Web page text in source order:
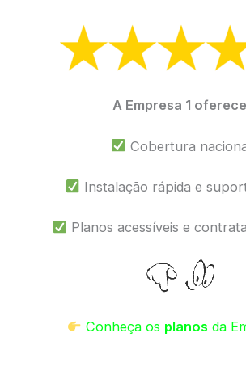
A Empresa 1
Cobertura
Instalação rápida e
Planos acessíveis e
Conheça os planos da